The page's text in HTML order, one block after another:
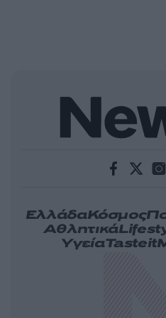
ΕλλάδαΚόσμος
Αθλητικά
ΥγείαTasteit